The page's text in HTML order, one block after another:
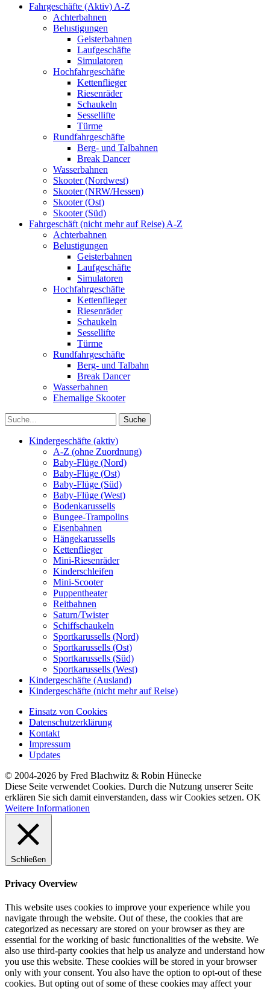
Fahrgeschäfte (Aktiv) A-Z
Achterbahnen
Belustigungen
Geisterbahnen
Laufgeschäfte
Simulatoren
Hochfahrgeschäfte
Kettenflieger
Riesenräder
Schaukeln
Sessellifte
Türme
Rundfahrgeschäfte
Berg- und Talbahnen
Break Dancer
Wasserbahnen
Skooter (Nordwest)
Skooter (NRW/Hessen)
Skooter (Ost)
Skooter (Süd)
Fahrgeschäft (nicht mehr auf Reise) A-Z
Achterbahnen
Belustigungen
Geisterbahnen
Laufgeschäfte
Simulatoren
Hochfahrgeschäfte
Kettenflieger
Riesenräder
Schaukeln
Sessellifte
Türme
Rundfahrgeschäfte
Berg- und Talbahn
Break Dancer
Wasserbahnen
Ehemalige Skooter
Kindergeschäfte (aktiv)
A-Z (ohne Zuordnung)
Baby-Flüge (Nord)
Baby-Flüge (Ost)
Baby-Flüge (Süd)
Baby-Flüge (West)
Bodenkarussells
Bungee-Trampolins
Eisenbahnen
Hängekarussells
Kettenflieger
Mini-Riesenräder
Kinderschleifen
Mini-Scooter
Puppentheater
Reitbahnen
Saturn/Twister
Schiffschaukeln
Sportkarussells (Nord)
Sportkarussells (Ost)
Sportkarussells (Süd)
Sportkarussells (West)
Kindergeschäfte (Ausland)
Kindergeschäfte (nicht mehr auf Reise)
Einsatz von Cookies
Datenschutzerklärung
Kontakt
Impressum
Updates
© 2004-2026 by Fred Blachwitz & Robin Hünecke
Diese Seite verwendet Cookies. Durch die Nutzung unserer Seite
erklären Sie sich damit einverstanden, dass wir Cookies setzen. OK
Weitere Informationen
Schließen
Privacy Overview
This website uses cookies to improve your experience while you
navigate through the website. Out of these, the cookies that are
categorized as necessary are stored on your browser as they are
essential for the working of basic functionalities of the website. We
also use third-party cookies that help us analyze and understand how
you use this website. These cookies will be stored in your browser
only with your consent. You also have the option to opt-out of these
cookies. But opting out of some of these cookies may affect your